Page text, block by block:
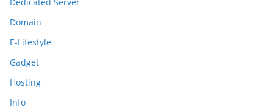
Domain
E-Lifestyle
Gadget
Hosting
Info